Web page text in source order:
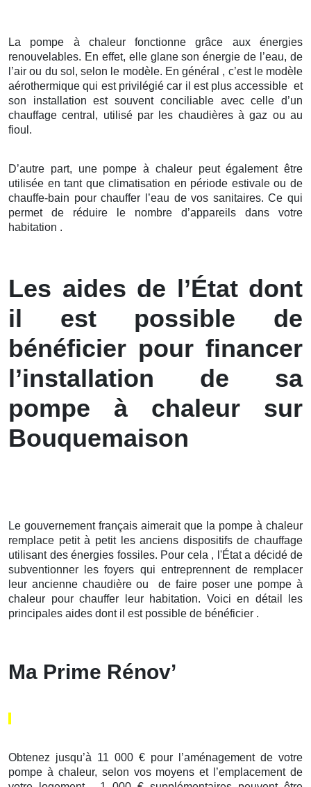
La pompe à chaleur fonctionne grâce aux énergies
renouvelables. En effet, elle glane son énergie de l’eau, de
l’air ou du sol, selon le modèle. En général , c’est le modèle
aérothermique qui est privilégié car il est plus accessible et
son installation est souvent conciliable avec celle d’un
chauffage central, utilisé par les chaudières à gaz ou au
fioul.
D’autre part, une pompe à chaleur peut également être
utilisée en tant que climatisation en période estivale ou de
chauffe-bain pour chauffer l’eau de vos sanitaires. Ce qui
permet de réduire le nombre d’appareils dans votre
habitation .
Les aides de l’État dont
il est possible de
bénéficier pour financer
l’installation de sa
pompe à chaleur sur
Bouquemaison
Le gouvernement français aimerait que la pompe à chaleur
remplace petit à petit les anciens dispositifs de chauffage
utilisant des énergies fossiles. Pour cela , l'État a décidé de
subventionner les foyers qui entreprennent de remplacer
leur ancienne chaudière ou de faire poser une pompe à
chaleur pour chauffer leur habitation. Voici en détail les
principales aides dont il est possible de bénéficier .
Ma Prime Rénov’
Obtenez jusqu’à 11 000 € pour l’aménagement de votre
pompe à chaleur, selon vos moyens et l’emplacement de